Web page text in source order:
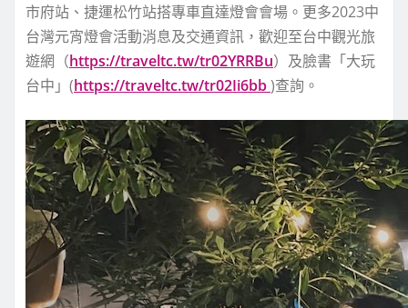
市府站、捷運松竹站搭專車直達燈會會場。更多2023中
台灣元宵燈會活動消息及交通資訊，歡迎至台中觀光旅
遊網（https://traveltc.tw/tr02YRRBu）及臉書「大玩
台中」(https://traveltc.tw/tr02Ii6bb)查詢。